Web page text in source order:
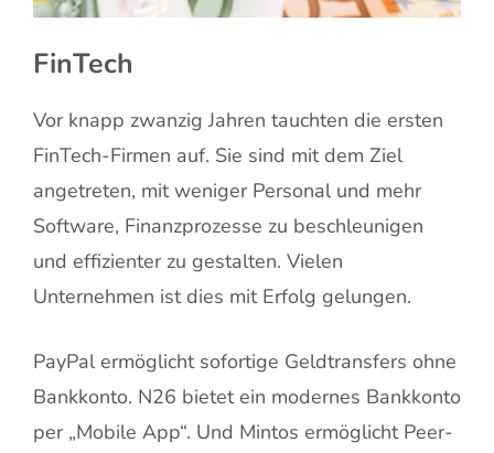
FinTech
Vor knapp zwanzig Jahren tauchten die ersten
FinTech-Firmen auf. Sie sind mit dem Ziel
angetreten, mit weniger Personal und mehr
Software, Finanzprozesse zu beschleunigen
und effizienter zu gestalten. Vielen
Unternehmen ist dies mit Erfolg gelungen.
PayPal ermöglicht sofortige Geldtransfers ohne
Bankkonto. N26 bietet ein modernes Bankkonto
per „Mobile App“. Und Mintos ermöglicht Peer-